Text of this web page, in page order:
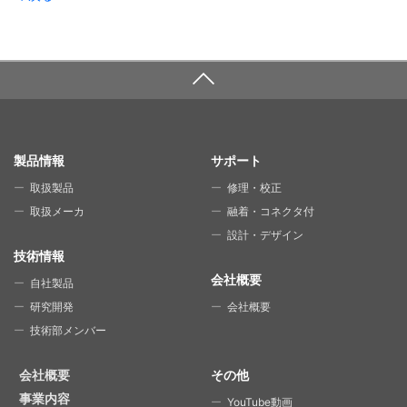
SITE MAP
製品情報
取扱製品
取扱メーカ
技術情報
自社製品
研究開発
技術部メンバー
サポート
修理・校正
融着・コネクタ付
設計・デザイン
会社概要
会社概要
会社概要
事業内容
その他
YouTube動画